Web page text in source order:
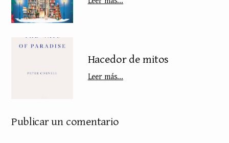
Hacedor de mitos
Leer más...
Publicar un comentario